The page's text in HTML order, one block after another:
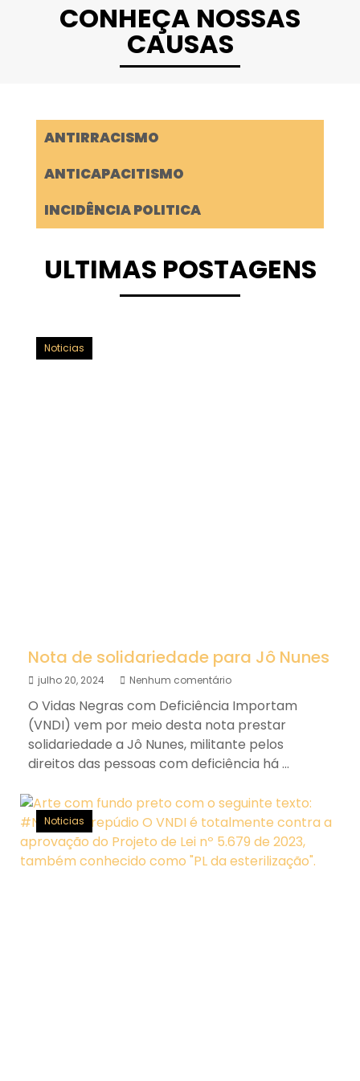
CONHEÇA NOSSAS
CAUSAS
ANTIRRACISMO
ANTICAPACITISMO
INCIDÊNCIA POLITICA
ULTIMAS POSTAGENS
Noticias
Nota de solidariedade para Jô Nunes
julho 20, 2024 Nenhum comentário
O Vidas Negras com Deficiência Importam
(VNDI) vem por meio desta nota prestar
solidariedade a Jô Nunes, militante pelos
direitos das pessoas com deficiência há ...
Noticias